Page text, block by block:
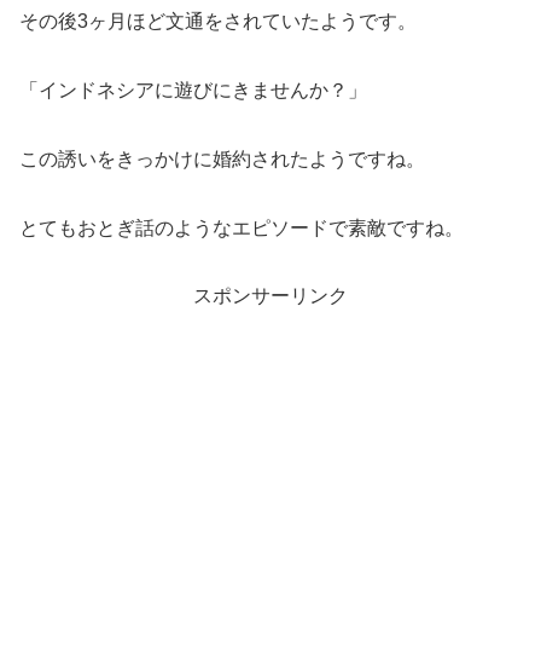
その後3ヶ月ほど文通をされていたようです。
「インドネシアに遊びにきませんか？」
この誘いをきっかけに婚約されたようですね。
とてもおとぎ話のようなエピソードで素敵ですね。
スポンサーリンク